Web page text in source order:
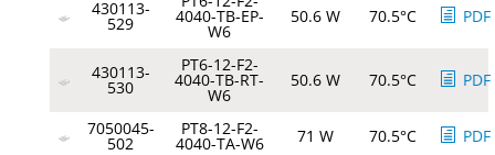
430113-
529 4040-TB-EP-
W6
50.6 W 70.5°C PDF
430113-
530
PT6-12-F2-
4040-TB-RT-
W6
50.6 W 70.5°C PDF
7050045-
502
PT8-12-F2-
4040-TA-W6 71 W 70.5°C PDF